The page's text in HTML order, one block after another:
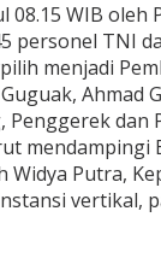
WIB
TNI
menjadi
Ahmad
Putra,